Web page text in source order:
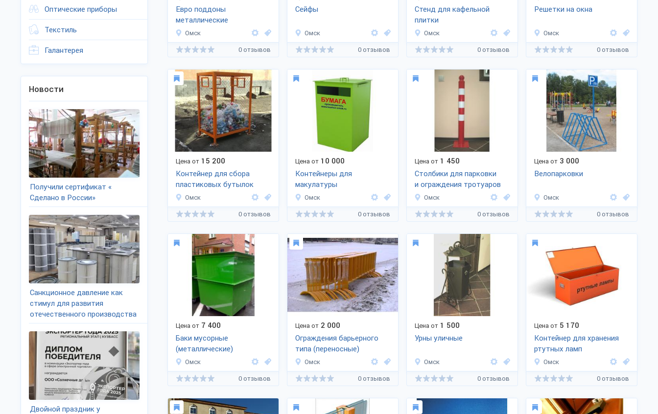
Евро поддоны
металлические
Омск
0 отзывов
Сейфы
Омск
0 отзывов
Стенд для кафельной
плитки
Омск
0 отзывов
Решетки на окна
Омск
0 отзывов
Цена от 15 200
Контейнер для сбора
пластиковых бутылок
Омск
0 отзывов
Цена от 10 000
Контейнеры для
макулатуры
Омск
0 отзывов
Цена от 1 450
Столбики для парковки
и ограждения тротуаров
Омск
0 отзывов
Цена от 3 000
Велопарковки
Омск
0 отзывов
Цена от 7 400
Баки мусорные
(металлические)
Омск
0 отзывов
Цена от 2 000
Ограждения барьерного
типа (переносные)
Омск
0 отзывов
Цена от 1 500
Урны уличные
Омск
0 отзывов
Цена от 5 170
Контейнер для хранения
ртутных ламп
Омск
0 отзывов
Оптические приборы
Текстиль
Галантерея
Новости
Получили сертификат «
Сделано в России»
Санкционное давление как
стимул для развития
отечественного производства
Двойной праздник у